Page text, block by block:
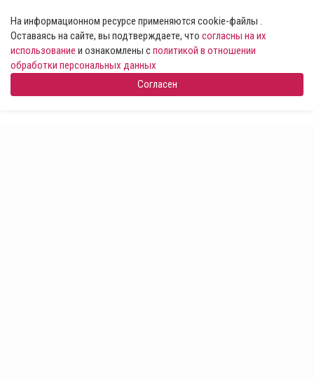
На информационном ресурсе применяются cookie-файлы .
Оставаясь на сайте, вы подтверждаете, что согласны на их
использование и ознакомлены сполитикой в отношении
обработки персональных данных
Согласен